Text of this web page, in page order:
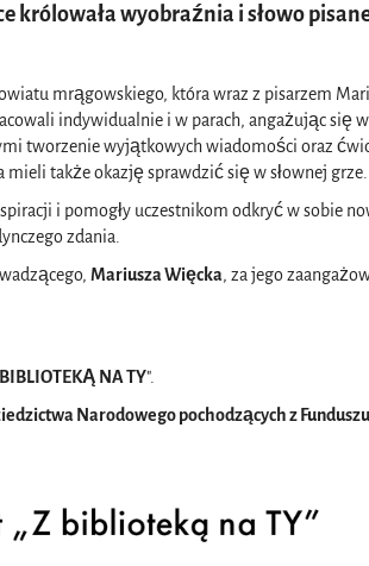
królowała wyobraźnia i słowo
mrągowskiego, która wraz z pisarzem
indywidualnie i w parach, angażując się
tworzenie wyjątkowych wiadomości oraz
także okazję sprawdzić się w słownej grze.
i pomogły uczestnikom odkryć w sobie
zdania.
Mariusza Więcka, za jego
NA TY".
Narodowego pochodzących z